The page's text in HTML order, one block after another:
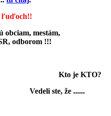
ľuďoch!!
obciam, mestám,
odborom !!!
Kto je KTO?
že ......